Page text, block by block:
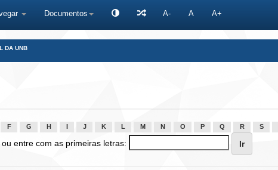
Documentos A- A A+
DA UNB
F G H J K L M N O P Q R S
ou entre com as primeiras letras: